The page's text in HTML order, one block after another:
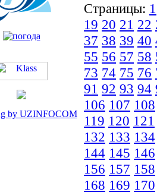
Страницы: 1
19 20 21 22
37 38 39 40
55 56 57 58
73 74 75 76
91 92 93 94
106 107 108
119 120 121
132 133 134
144 145 146
156 157 158
168 169 170